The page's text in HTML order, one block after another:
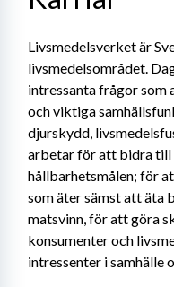
Livsmedelsverket är
livsmedelsområdet.
intressanta frågor som
och viktiga
djurskydd,
arbetar för att bidra till
hållbarhetsmålen; för
som äter sämst att äta
matsvinn, för att göra
konsumenter och
intressenter i samhälle